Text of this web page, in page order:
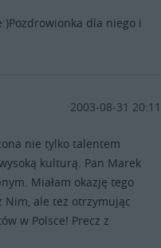
dla niego i
2003-08-31 20:11
nie tylko talentem
kulturą. Pan Marek
Miałam okazję tego
Nim, ale też otrzymując
w Polsce! Precz z